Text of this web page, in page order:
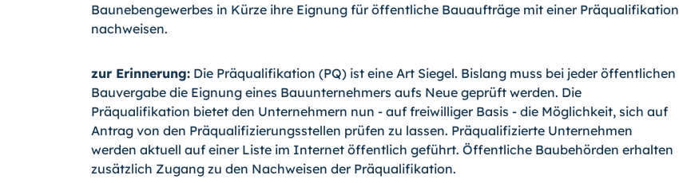
Baunebengewerbes in Kürze ihre Eignung für öffentliche Bauaufträge mit einer Präqualifikation
nachweisen.
zur Erinnerung: Die Präqualifikation (PQ) ist eine Art Siegel. Bislang muss bei jeder öffentlichen
Bauvergabe die Eignung eines Bauunternehmers aufs Neue geprüft werden. Die
Präqualifikation bietet den Unternehmern nun - auf freiwilliger Basis - die Möglichkeit, sich auf
Antrag von den Präqualifizierungsstellen prüfen zu lassen. Präqualifizierte Unternehmen
werden aktuell auf einer Liste im Internet öffentlich geführt. Öffentliche Baubehörden erhalten
zusätzlich Zugang zu den Nachweisen der Präqualifikation.